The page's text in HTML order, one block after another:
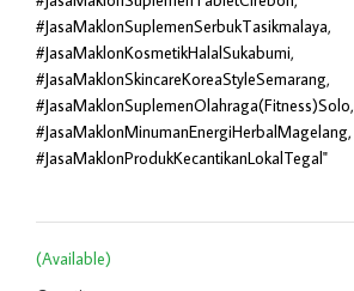
#JasaMaklonSuplemenSerbukTasikmalaya,
#JasaMaklonKosmetikHalalSukabumi,
#JasaMaklonSkincareKoreaStyleSemarang,
#JasaMaklonSuplemenOlahraga(Fitness)Solo,
#JasaMaklonMinumanEnergiHerbalMagelang,
#JasaMaklonProdukKecantikanLokalTegal"
(Available)